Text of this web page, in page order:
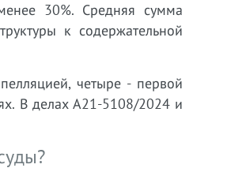
30%. Средняя сумма
к содержательной
четыре - первой
В делах А21-5108/2024 и